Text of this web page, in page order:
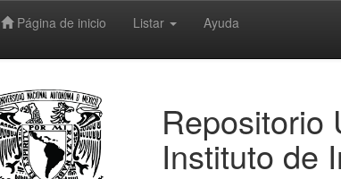
Página de inicio Listar Ayuda
Repositorio
Instituto de